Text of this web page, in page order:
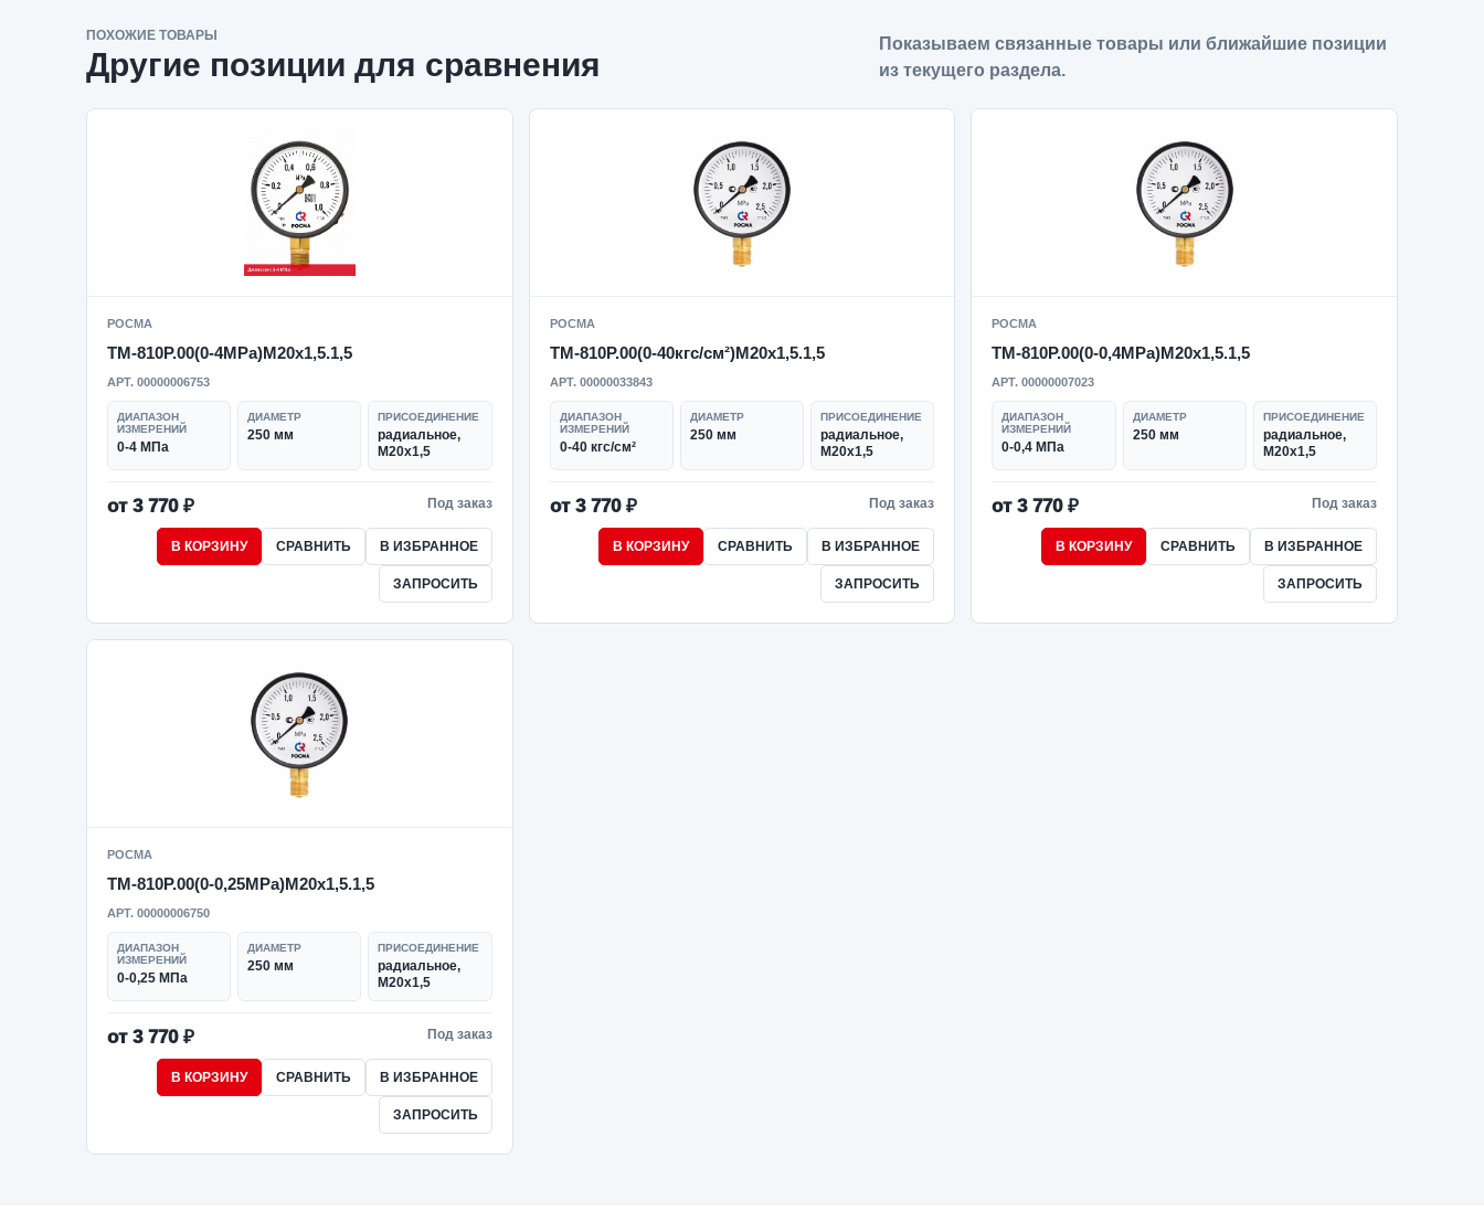
ПОХОЖИЕ ТОВАРЫ
Другие позиции для сравнения
Показываем связанные товары или ближайшие позиции
из текущего раздела.
РОСМА
ТМ-810Р.00(0-4MPa)M20x1,5.1,5
АРТ. 00000006753
ДИАПАЗОН
ИЗМЕРЕНИЙ
0-4 МПа
ДИАМЕТР
250 мм
ПРИСОЕДИНЕНИЕ
радиальное,
M20x1,5
от 3 770 ₽ Под заказ
В КОРЗИНУ СРАВНИТЬ В ИЗБРАННОЕ
ЗАПРОСИТЬ
РОСМА
ТМ-810Р.00(0-40кгс/см²)M20x1,5.1,5
АРТ. 00000033843
ДИАПАЗОН
ИЗМЕРЕНИЙ
0-40 кгс/см²
ДИАМЕТР
250 мм
ПРИСОЕДИНЕНИЕ
радиальное,
M20x1,5
от 3 770 ₽ Под заказ
В КОРЗИНУ СРАВНИТЬ В ИЗБРАННОЕ
ЗАПРОСИТЬ
РОСМА
ТМ-810Р.00(0-0,4MPa)M20x1,5.1,5
АРТ. 00000007023
ДИАПАЗОН
ИЗМЕРЕНИЙ
0-0,4 МПа
ДИАМЕТР
250 мм
ПРИСОЕДИНЕНИЕ
радиальное,
M20x1,5
от 3 770 ₽ Под заказ
В КОРЗИНУ СРАВНИТЬ В ИЗБРАННОЕ
ЗАПРОСИТЬ
РОСМА
ТМ-810Р.00(0-0,25MPa)M20x1,5.1,5
АРТ. 00000006750
ДИАПАЗОН
ИЗМЕРЕНИЙ
0-0,25 МПа
ДИАМЕТР
250 мм
ПРИСОЕДИНЕНИЕ
радиальное,
M20x1,5
от 3 770 ₽ Под заказ
В КОРЗИНУ СРАВНИТЬ В ИЗБРАННОЕ
ЗАПРОСИТЬ